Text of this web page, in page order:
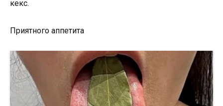
кекс.
Приятного аппетита